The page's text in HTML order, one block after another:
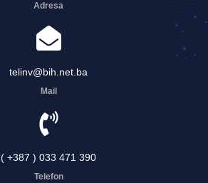
Adresa
telinv@bih.net.ba
Mail
( +387 ) 033 471 390
Telefon